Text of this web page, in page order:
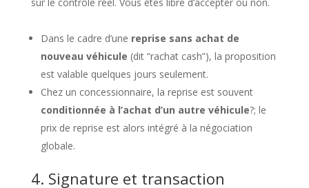
Dans le cadre d’une reprise sans achat de
nouveau véhicule (dit “rachat cash”), la proposition
est valable quelques jours seulement.
Chez un concessionnaire, la reprise est souvent
conditionnée à l’achat d’un autre véhicule?; le
prix de reprise est alors intégré à la négociation
globale.
4. Signature et transaction